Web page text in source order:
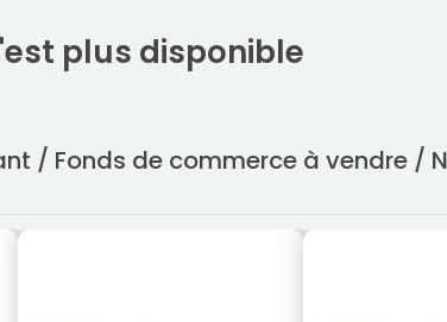
plus disponible
/ Fonds de commerce à vendre /